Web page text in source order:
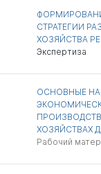
СТРАТЕГИИ
ХОЗЯЙСТВА
Экспертиза
ОСНОВНЫЕ
ХОЗЯЙСТВАХ
Рабочий